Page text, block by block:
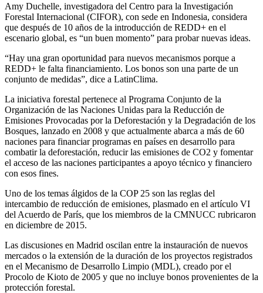
Amy Duchelle, investigadora del Centro para la Investigación
Forestal Internacional (CIFOR), con sede en Indonesia, considera
que después de 10 años de la introducción de REDD+ en el
escenario global, es “un buen momento” para probar nuevas ideas.
“Hay una gran oportunidad para nuevos mecanismos porque a
REDD+ le falta financiamiento. Los bonos son una parte de un
conjunto de medidas”, dice a LatinClima.
La iniciativa forestal pertenece al Programa Conjunto de la
Organización de las Naciones Unidas para la Reducción de
Emisiones Provocadas por la Deforestación y la Degradación de los
Bosques, lanzado en 2008 y que actualmente abarca a más de 60
naciones para financiar programas en países en desarrollo para
combatir la deforestación, reducir las emisiones de CO2 y fomentar
el acceso de las naciones participantes a apoyo técnico y financiero
con esos fines.
Uno de los temas álgidos de la COP 25 son las reglas del
intercambio de reducción de emisiones, plasmado en el artículo VI
del Acuerdo de París, que los miembros de la CMNUCC rubricaron
en diciembre de 2015.
Las discusiones en Madrid oscilan entre la instauración de nuevos
mercados o la extensión de la duración de los proyectos registrados
en el Mecanismo de Desarrollo Limpio (MDL), creado por el
Procolo de Kioto de 2005 y que no incluye bonos provenientes de la
protección forestal.